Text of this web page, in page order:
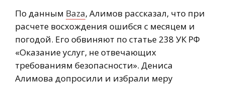
По данным Baza, Алимов рассказал, что при
расчете восхождения ошибся с месяцем и
погодой. Его обвиняют по статье 238 УК РФ
«Оказание услуг, не отвечающих
требованиям безопасности». Дениса
Алимова допросили и избрали меру